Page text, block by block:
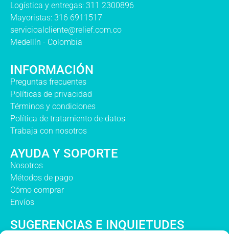
Logística y entregas: 311 2300896
Mayoristas: 316 6911517
servicioalcliente@relief.com.co
Medellín - Colombia
INFORMACIÓN
Preguntas frecuentes
Políticas de privacidad
Términos y condiciones
Política de tratamiento de datos
Trabaja con nosotros
AYUDA Y SOPORTE
Nosotros
Métodos de pago
Cómo comprar
Envíos
SUGERENCIAS E INQUIETUDES